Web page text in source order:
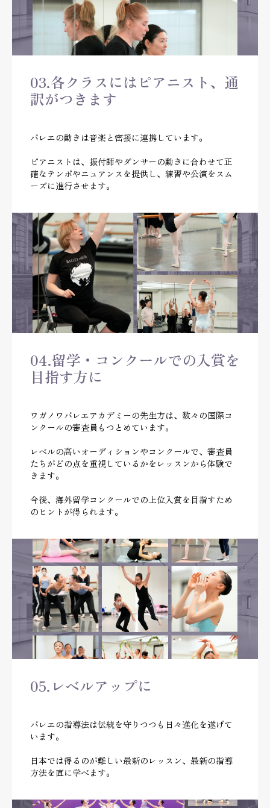
03.各クラスにはピアニスト、通
訳がつきます
バレエの動きは音楽と密接に連携しています。
ピアニストは、振付師やダンサーの動きに合わせて正
確なテンポやニュアンスを提供し、練習や公演をスム
ーズに進行させます。
04.留学・コンクールでの入賞を
目指す方に
ワガノワバレエアカデミーの先生方は、数々の国際コ
ンクールの審査員もつとめています。
レベルの高いオーディションやコンクールで、審査員
たちがどの点を重視しているかをレッスンから体験で
きます。
今後、海外留学コンクールでの上位入賞を目指すため
のヒントが得られます。
05.レベルアップに
バレエの指導法は伝統を守りつつも日々進化を遂げて
います。
日本では得るのが難しい最新のレッスン、最新の指導
方法を直に学べます。